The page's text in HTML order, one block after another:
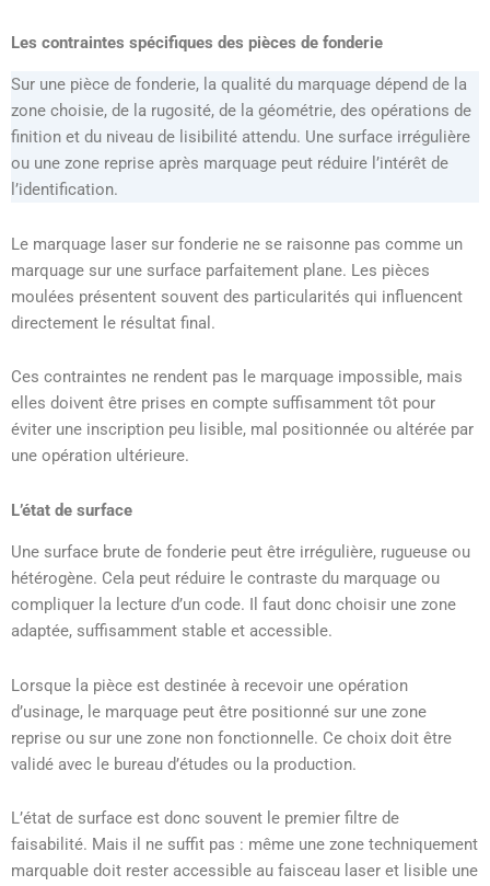
Les contraintes spécifiques des pièces de fonderie
Sur une pièce de fonderie, la qualité du marquage dépend de la
zone choisie, de la rugosité, de la géométrie, des opérations de
finition et du niveau de lisibilité attendu. Une surface irrégulière
ou une zone reprise après marquage peut réduire l’intérêt de
l’identification.
Le marquage laser sur fonderie ne se raisonne pas comme un
marquage sur une surface parfaitement plane. Les pièces
moulées présentent souvent des particularités qui influencent
directement le résultat final.
Ces contraintes ne rendent pas le marquage impossible, mais
elles doivent être prises en compte suffisamment tôt pour
éviter une inscription peu lisible, mal positionnée ou altérée par
une opération ultérieure.
L’état de surface
Une surface brute de fonderie peut être irrégulière, rugueuse ou
hétérogène. Cela peut réduire le contraste du marquage ou
compliquer la lecture d’un code. Il faut donc choisir une zone
adaptée, suffisamment stable et accessible.
Lorsque la pièce est destinée à recevoir une opération
d’usinage, le marquage peut être positionné sur une zone
reprise ou sur une zone non fonctionnelle. Ce choix doit être
validé avec le bureau d’études ou la production.
L’état de surface est donc souvent le premier filtre de
faisabilité. Mais il ne suffit pas : même une zone techniquement
marquable doit rester accessible au faisceau laser et lisible une